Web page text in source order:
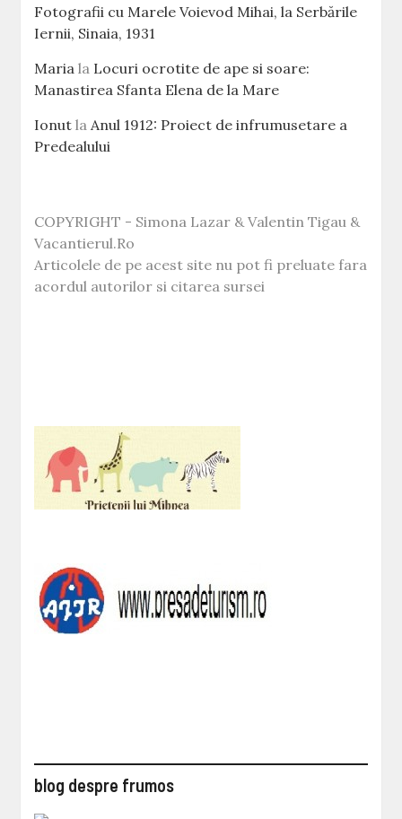
Fotografii cu Marele Voievod Mihai, la Serbările
Iernii, Sinaia, 1931
Maria la Locuri ocrotite de ape si soare:
Manastirea Sfanta Elena de la Mare
Ionut la Anul 1912: Proiect de infrumusetare a
Predealului
COPYRIGHT - Simona Lazar & Valentin Tigau &
Vacantierul.Ro
Articolele de pe acest site nu pot fi preluate fara
acordul autorilor si citarea sursei
blog despre frumos